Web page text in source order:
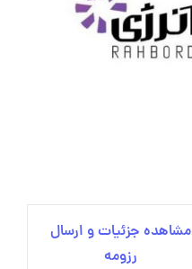
مشاهده جزئیات و ارسال
رزومه